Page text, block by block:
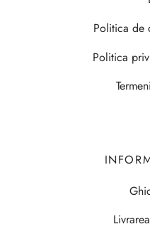
Politica de
Politica